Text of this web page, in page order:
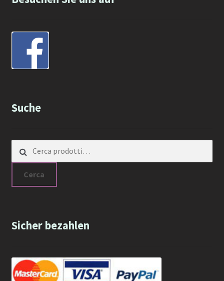
Suche
Cerca:
Cerca
Sicher bezahlen